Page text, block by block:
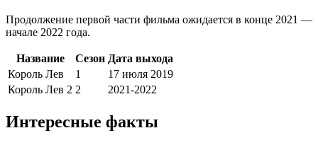
Продолжение первой части фильма ожидается в конце 2021 —
начале 2022 года.
Название Сезон Дата выхода
Король Лев
1
17 июля 2019
Король Лев 2 2 2021-2022
Интересные факты